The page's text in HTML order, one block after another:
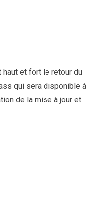
et fort le retour du
qui sera disponible à
de la mise à jour et